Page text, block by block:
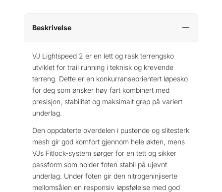
Beskrivelse
VJ Lightspeed 2 er en lett og rask terrengsko
utviklet for trail running i teknisk og krevende
terreng. Dette er en konkurranseorientert løpesko
for deg som ønsker høy fart kombinert med
presisjon, stabilitet og maksimalt grep på variert
underlag.
Den oppdaterte overdelen i pustende og slitesterk
mesh gir god komfort gjennom hele økten, mens
VJs Fitlock-system sørger for en tett og sikker
passform som holder foten stabil på ujevnt
underlag. Under foten gir den nitrogeninjiserte
mellomsålen en responsiv løpsfølelse med god